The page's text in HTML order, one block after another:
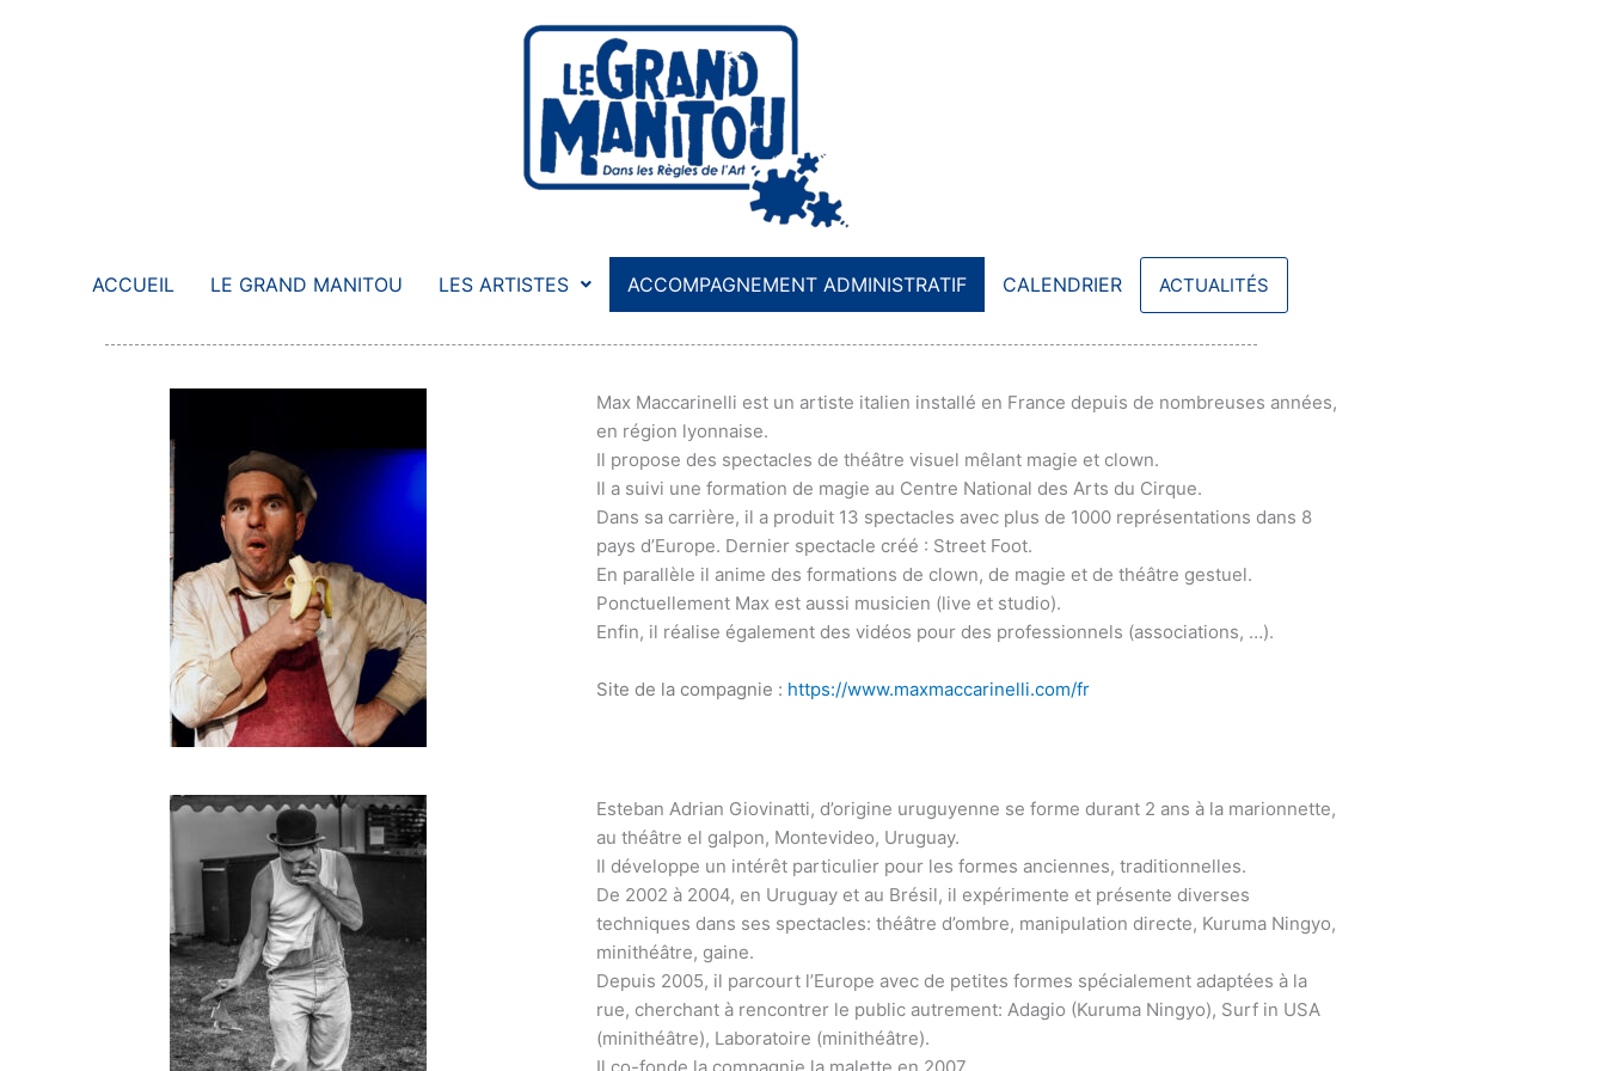
ACCUEIL LE GRAND MANITOU LES ARTISTES ACCOMPAGNEMENT ADMINISTRATIF CALENDRIER ACTUALITÉS
Max Maccarinelli est un artiste italien installé en France depuis de nombreuses années,
en région lyonnaise.
Il propose des spectacles de théâtre visuel mêlant magie et clown.
Il a suivi une formation de magie au Centre National des Arts du Cirque.
Dans sa carrière, il a produit 13 spectacles avec plus de 1000 représentations dans 8
pays d’Europe. Dernier spectacle créé : Street Foot.
En parallèle il anime des formations de clown, de magie et de théâtre gestuel.
Ponctuellement Max est aussi musicien (live et studio).
Enfin, il réalise également des vidéos pour des professionnels (associations, …).
Site de la compagnie : https://www.maxmaccarinelli.com/fr
Esteban Adrian Giovinatti, d’origine uruguyenne se forme durant 2 ans à la marionnette,
au théâtre el galpon, Montevideo, Uruguay.
Il développe un intérêt particulier pour les formes anciennes, traditionnelles.
De 2002 à 2004, en Uruguay et au Brésil, il expérimente et présente diverses
techniques dans ses spectacles: théâtre d’ombre, manipulation directe, Kuruma Ningyo,
minithéâtre, gaine.
Depuis 2005, il parcourt l’Europe avec de petites formes spécialement adaptées à la
rue, cherchant à rencontrer le public autrement: Adagio (Kuruma Ningyo), Surf in USA
(minithéâtre), Laboratoire (minithéâtre).